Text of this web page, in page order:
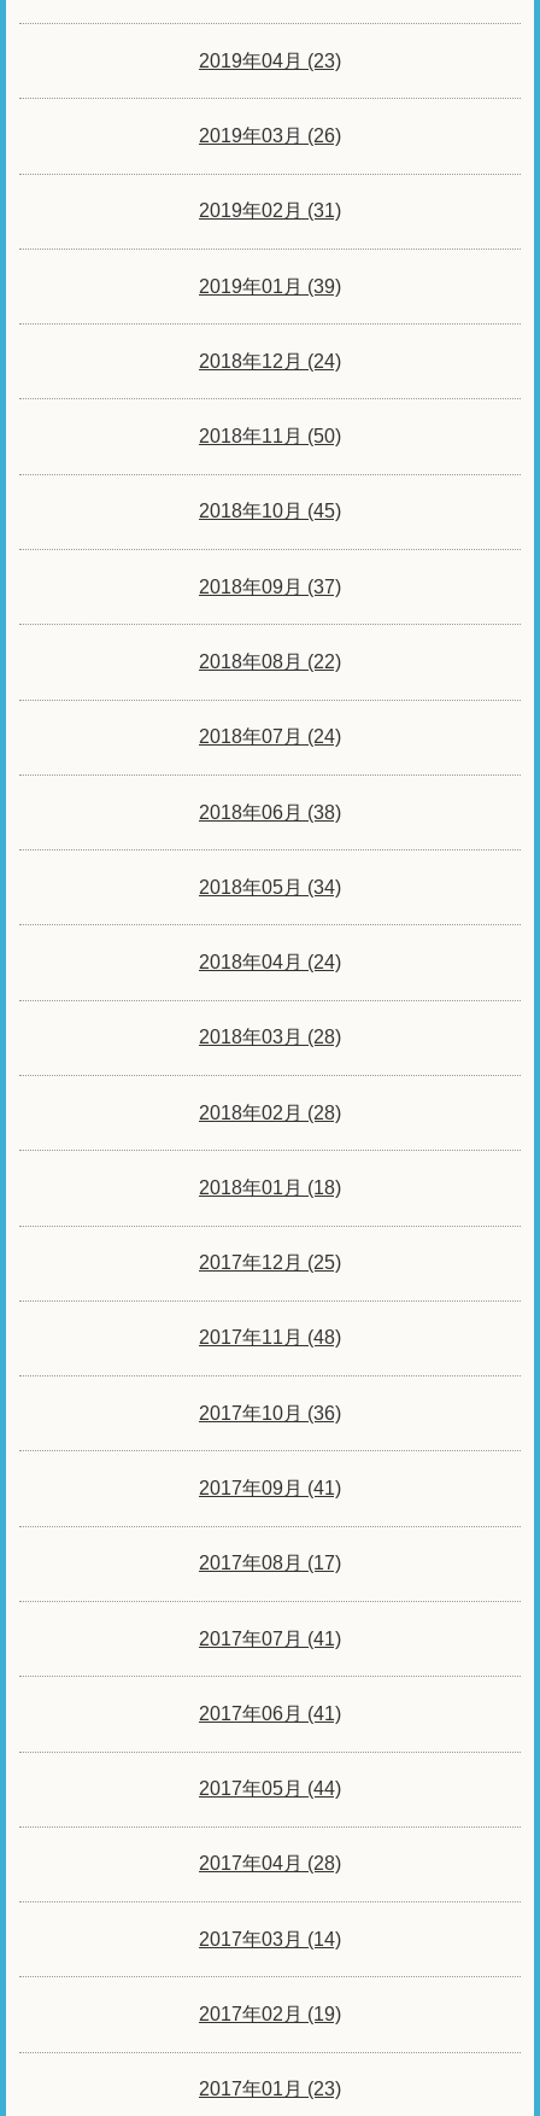
2019年04月 (23)
2019年03月 (26)
2019年02月 (31)
2019年01月 (39)
2018年12月 (24)
2018年11月 (50)
2018年10月 (45)
2018年09月 (37)
2018年08月 (22)
2018年07月 (24)
2018年06月 (38)
2018年05月 (34)
2018年04月 (24)
2018年03月 (28)
2018年02月 (28)
2018年01月 (18)
2017年12月 (25)
2017年11月 (48)
2017年10月 (36)
2017年09月 (41)
2017年08月 (17)
2017年07月 (41)
2017年06月 (41)
2017年05月 (44)
2017年04月 (28)
2017年03月 (14)
2017年02月 (19)
2017年01月 (23)